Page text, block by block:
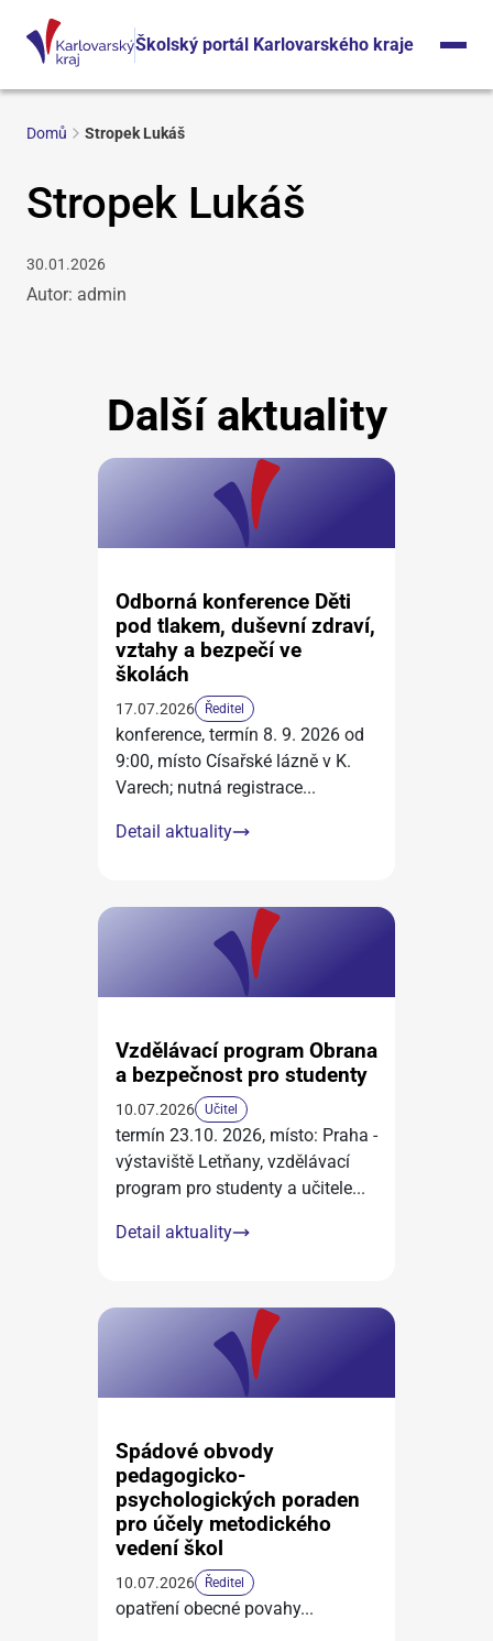
Školský portál Karlovarského kraje
Domů Stropek Lukáš
Stropek Lukáš
30.01.2026
Autor: admin
Další aktuality
Odborná konference Děti
pod tlakem, duševní zdraví,
vztahy a bezpečí ve
školách
17.07.2026 Ředitel
konference, termín 8. 9. 2026 od
9:00, místo Císařské lázně v K.
Varech; nutná registrace...
Detail aktuality
Vzdělávací program Obrana
a bezpečnost pro studenty
10.07.2026 Učitel
termín 23.10. 2026, místo: Praha -
výstaviště Letňany, vzdělávací
program pro studenty a učitele...
Detail aktuality
Spádové obvody
pedagogicko-
psychologických poraden
pro účely metodického
vedení škol
10.07.2026 Ředitel
opatření obecné povahy...